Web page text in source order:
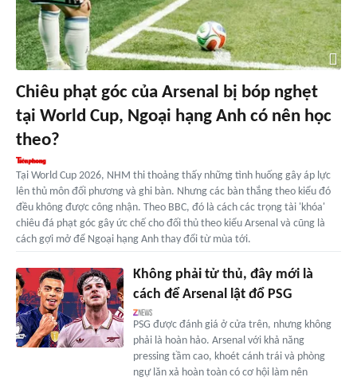
Chiêu phạt góc của Arsenal bị bóp nghẹt
tại World Cup, Ngoại hạng Anh có nên học
theo?
Tại World Cup 2026, NHM thi thoảng thấy những tình huống gây áp lực
lên thủ môn đối phương và ghi bàn. Nhưng các bàn thắng theo kiểu đó
đều không được công nhận. Theo BBC, đó là cách các trọng tài 'khóa'
chiêu đá phạt góc gây ức chế cho đối thủ theo kiểu Arsenal và cũng là
cách gợi mở để Ngoại hạng Anh thay đổi từ mùa tới.
Không phải tử thủ, đây mới là
cách để Arsenal lật đổ PSG
PSG được đánh giá ở cửa trên, nhưng không
phải là hoàn hảo. Arsenal với khả năng
pressing tầm cao, khoét cánh trái và phòng
ngự lăn xả hoàn toàn có cơ hội làm nên